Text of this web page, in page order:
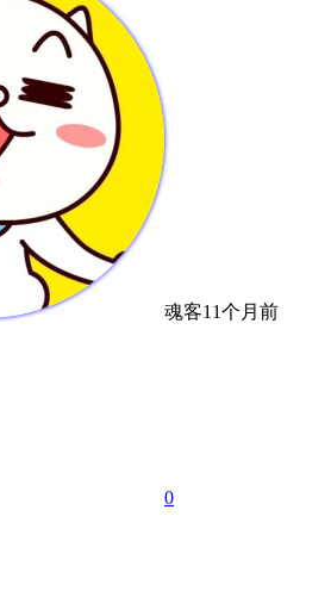
魂客11个月前
0